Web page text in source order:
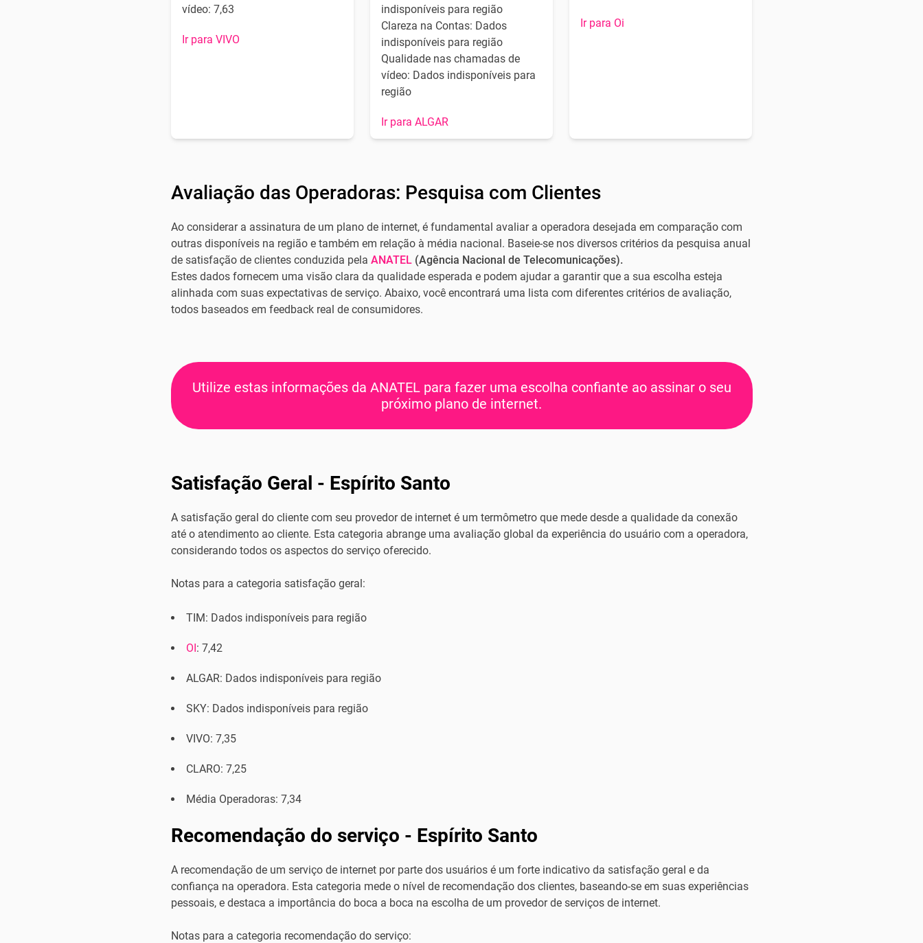
vídeo: 7,63
Ir para VIVO
indisponíveis para região
Clareza na Contas: Dados
indisponíveis para região
Qualidade nas chamadas de
vídeo: Dados indisponíveis para
região
Ir para ALGAR
Ir para Oi
Avaliação das Operadoras: Pesquisa com Clientes
Ao considerar a assinatura de um plano de internet, é fundamental avaliar a operadora desejada em comparação com
outras disponíveis na região e também em relação à média nacional. Baseie-se nos diversos critérios da pesquisa anual
de satisfação de clientes conduzida pela ANATEL(Agência Nacional de Telecomunicações).
Estes dados fornecem uma visão clara da qualidade esperada e podem ajudar a garantir que a sua escolha esteja
alinhada com suas expectativas de serviço. Abaixo, você encontrará uma lista com diferentes critérios de avaliação,
todos baseados em feedback real de consumidores.
Utilize estas informações da ANATEL para fazer uma escolha confiante ao assinar o seu
próximo plano de internet.
Satisfação Geral - Espírito Santo
A satisfação geral do cliente com seu provedor de internet é um termômetro que mede desde a qualidade da conexão
até o atendimento ao cliente. Esta categoria abrange uma avaliação global da experiência do usuário com a operadora,
considerando todos os aspectos do serviço oferecido.
Notas para a categoria satisfação geral:
TIM: Dados indisponíveis para região
OI: 7,42
ALGAR: Dados indisponíveis para região
SKY: Dados indisponíveis para região
VIVO: 7,35
CLARO: 7,25
Média Operadoras: 7,34
Recomendação do serviço - Espírito Santo
A recomendação de um serviço de internet por parte dos usuários é um forte indicativo da satisfação geral e da
confiança na operadora. Esta categoria mede o nível de recomendação dos clientes, baseando-se em suas experiências
pessoais, e destaca a importância do boca a boca na escolha de um provedor de serviços de internet.
Notas para a categoria recomendação do serviço: